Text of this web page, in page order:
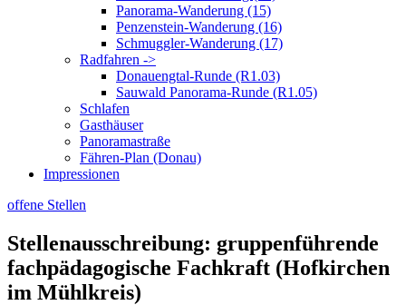
Panorama-Wanderung (15)
Penzenstein-Wanderung (16)
Schmuggler-Wanderung (17)
Radfahren ->
Donauengtal-Runde (R1.03)
Sauwald Panorama-Runde (R1.05)
Schlafen
Gasthäuser
Panoramastraße
Fähren-Plan (Donau)
Impressionen
offene Stellen
Stellenausschreibung: gruppenführende
fachpädagogische Fachkraft (Hofkirchen
im Mühlkreis)